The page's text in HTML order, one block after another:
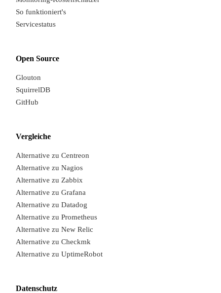
So funktioniert's
Servicestatus
Open Source
Glouton
SquirrelDB
GitHub
Vergleiche
Alternative zu Centreon
Alternative zu Nagios
Alternative zu Zabbix
Alternative zu Grafana
Alternative zu Datadog
Alternative zu Prometheus
Alternative zu New Relic
Alternative zu Checkmk
Alternative zu UptimeRobot
Datenschutz